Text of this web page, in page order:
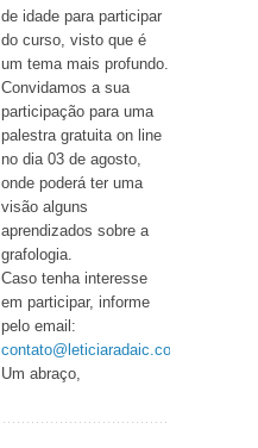
de idade para participar
do curso, visto que é
um tema mais profundo.
Convidamos a sua
participação para uma
palestra gratuita on line
no dia 03 de agosto,
onde poderá ter uma
visão alguns
aprendizados sobre a
grafologia.
Caso tenha interesse
em participar, informe
pelo email:
contato@leticiaradaic.com.br
Um abraço,